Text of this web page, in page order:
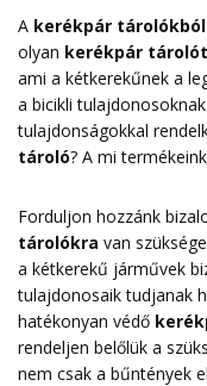
A kerékpár tárolókból
olyan kerékpár tárolót
ami a kétkerekűnek a
a bicikli
tulajdonságokkal
tároló? A mi
Forduljon hozzánk
tárolókra van
a kétkerekű járművek
tulajdonosaik tudjanak
hatékonyan védő
rendeljen belőlük a
nem csak a bűntények